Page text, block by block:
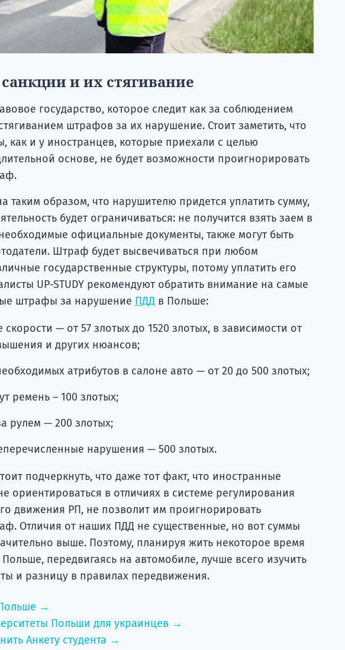
и их стягивание
государство, которое следит как за соблюдением
штрафов за их нарушение. Стоит заметить, что
как и у иностранцев, которые приехали с целью
основе, не будет возможности проигнорировать
таким образом, что нарушителю придется уплатить сумму,
будет ограничиваться: не получится взять заем в
официальные документы, также могут быть
Штраф будет высвечиваться при любом
государственные структуры, потому уплатить его
UP-STUDY рекомендуют обратить внимание на самые
штрафы за нарушение ПДДв Польше:
— от 57 злотых до 1520 злотых, в зависимости от
и других нюансов;
атрибутов в салоне авто — от 20 до 500 злотых;
ремень – 100 злотых;
рулем — 200 злотых;
нарушения — 500 злотых.
подчеркнуть, что даже тот факт, что иностранные
ориентироваться в отличиях в системе регулирования
движения РП, не позволит им проигнорировать
Отличия от наших ПДД не существенные, но вот суммы
выше. Поэтому, планируя жить некоторое время
передвигаясь на автомобиле, лучше всего изучить
и разницу в правилах передвижения.
→
Польши для украинцев →
Анкету студента →